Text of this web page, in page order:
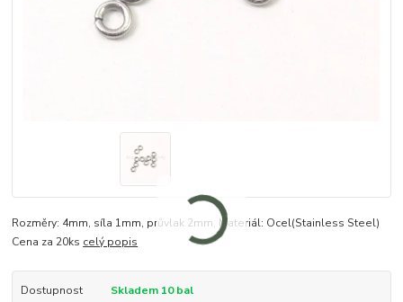
Rozměry: 4mm, síla 1mm, průvlak 2mm, Materiál: Ocel(Stainless Steel)
Cena za 20ks celý popis
Dostupnost Skladem 10 bal